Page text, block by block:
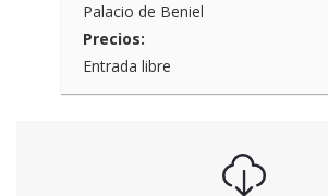
Palacio de Beniel
Precios:
Entrada libre